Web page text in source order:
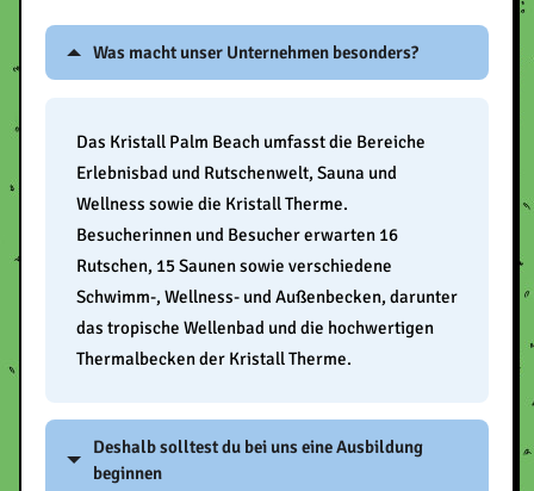
Was macht unser Unternehmen besonders?
Das Kristall Palm Beach umfasst die Bereiche
Erlebnisbad und Rutschenwelt, Sauna und
Wellness sowie die Kristall Therme.
Besucherinnen und Besucher erwarten 16
Rutschen, 15 Saunen sowie verschiedene
Schwimm-, Wellness- und Außenbecken, darunter
das tropische Wellenbad und die hochwertigen
Thermalbecken der Kristall Therme.
Deshalb solltest du bei uns eine Ausbildung
beginnen